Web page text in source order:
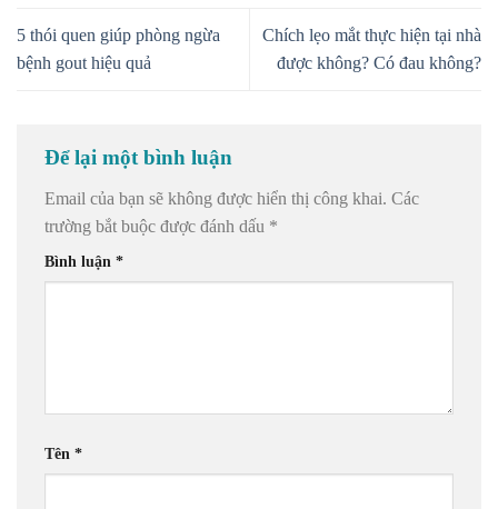
5 thói quen giúp phòng ngừa
bệnh gout hiệu quả
Chích lẹo mắt thực hiện tại nhà
được không? Có đau không?
Để lại một bình luận
Email của bạn sẽ không được hiển thị công khai. Các
trường bắt buộc được đánh dấu *
Bình luận *
Tên *